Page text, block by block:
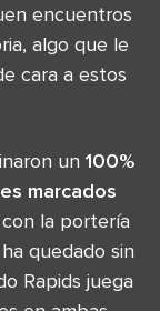
encuentros
algo que le
cara a estos
un 100%
marcados
la portería
quedado sin
Rapids juega